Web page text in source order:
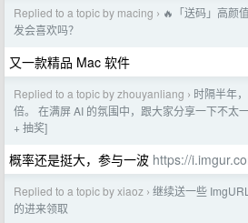
Replied to a topic by macing › 🔥「送码」高颜
发会喜欢吗？
又一款精品 Mac 软件
Replied to a topic by zhouyanliang › 时隔半年
倍。 在满屏 AI 的氛围中，跟大家分享一下不太
+ 抽奖]
概率还是挺大，参与一波 https://
Replied to a topic by xiaoz › 继续送一些
的进来领取